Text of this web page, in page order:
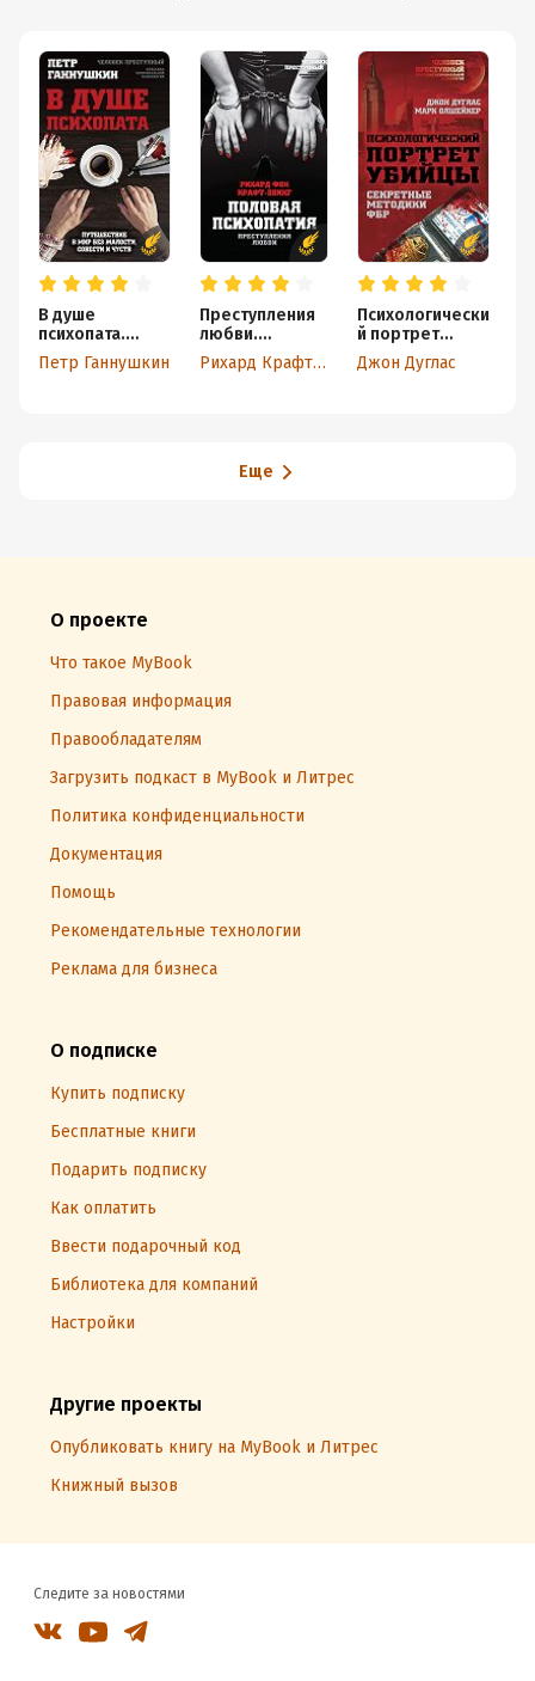
В душе
психопата.
Путешествие в
мир без
Петр Ганнушкин
Преступления
любви.
Половая
психопатия
Рихард Крафт-Эбинг
Психологически
й портрет
убийцы.
Методики ФБР
Джон Дуглас
Еще
О проекте
Что такое MyBook
Правовая информация
Правообладателям
Загрузить подкаст в MyBook и Литрес
Политика конфиденциальности
Документация
Помощь
Рекомендательные технологии
Реклама для бизнеса
О подписке
Купить подписку
Бесплатные книги
Подарить подписку
Как оплатить
Ввести подарочный код
Библиотека для компаний
Настройки
Другие проекты
Опубликовать книгу на MyBook и Литрес
Книжный вызов
Следите за новостями